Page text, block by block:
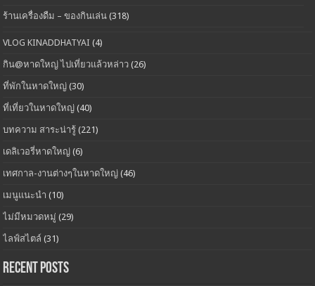
ร้านเครื่องดืม – ของกินเล่น (318)
VLOG KINADDHATYAI (4)
กิน@หาดใหญ่ ไปเที่ยวแล้วหล่าว (26)
ที่พักในหาดใหญ่ (30)
ที่เที่ยวในหาดใหญ่ (40)
บทความ สาระน่ารู้ (221)
เดลิเวอรี่หาดใหญ่ (6)
เทศกาล-งานต่างๆในหาดใหญ่ (46)
เมนูแนะนำ (10)
ไม่มีหมวดหมู่ (29)
ไลฟ์สไตล์ (31)
Recent Posts